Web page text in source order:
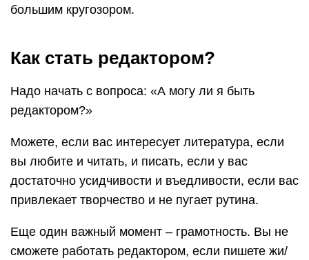
большим кругозором.
Как стать редактором?
Надо начать с вопроса: «А могу ли я быть
редактором?»
Можете, если вас интересует литература, если
вы любите и читать, и писать, если у вас
достаточно усидчивости и въедливости, если вас
привлекает творчество и не пугает рутина.
Еще один важный момент – грамотность. Вы не
сможете работать редактором, если пишете жи/